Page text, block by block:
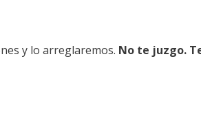
y lo arreglaremos. No te juzgo.